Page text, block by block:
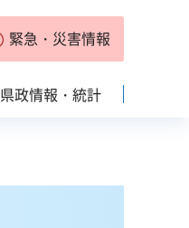
緊急・災害情報
県政情報・統計